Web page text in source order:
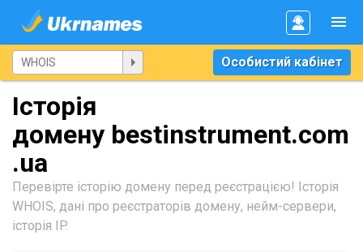
Особистий кабінет
Історія
домену bestinstrument.com
.ua
Перевірте історію домену перед реєстрацією! Історія
WHOIS, дані про реєстраторів домену, нейм-сервери,
історія IP.